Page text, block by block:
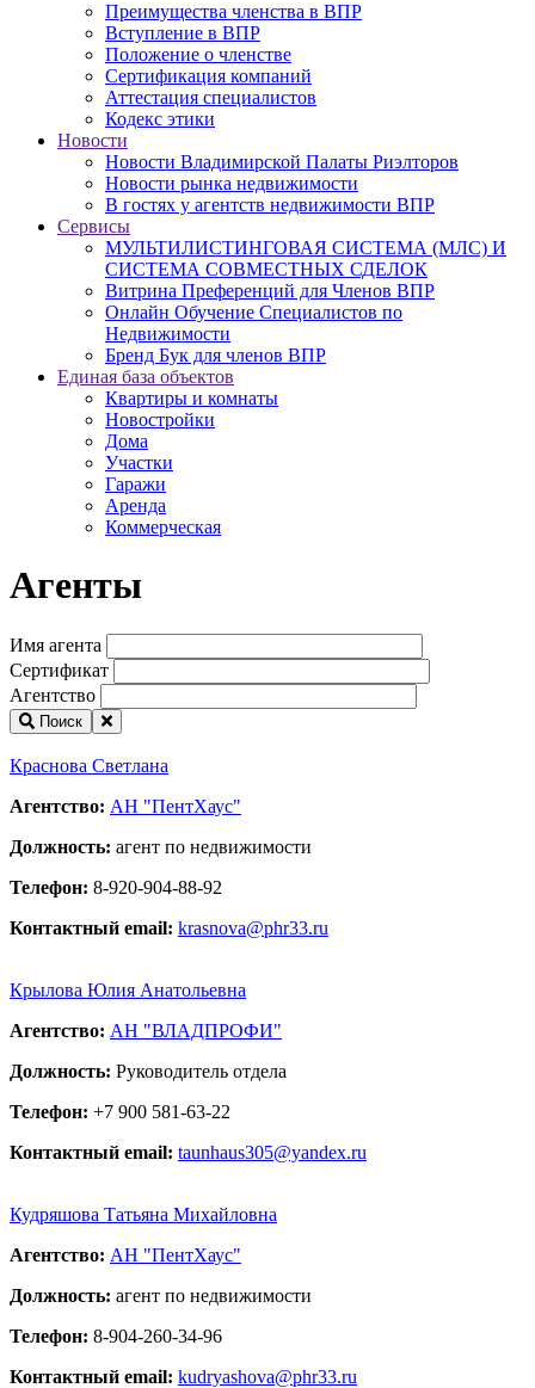
Преимущества членства в ВПР
Вступление в ВПР
Положение о членстве
Сертификация компаний
Аттестация специалистов
Кодекс этики
Новости
Новости Владимирской Палаты Риэлторов
Новости рынка недвижимости
В гостях у агентств недвижимости ВПР
Сервисы
МУЛЬТИЛИСТИНГОВАЯ СИСТЕМА (МЛС) И
СИСТЕМА СОВМЕСТНЫХ СДЕЛОК
Витрина Преференций для Членов ВПР
Онлайн Обучение Специалистов по
Недвижимости
Бренд Бук для членов ВПР
Единая база объектов
Квартиры и комнаты
Новостройки
Дома
Участки
Гаражи
Аренда
Коммерческая
Агенты
Имя агента
Сертификат
Агентство
Поиск
Краснова Светлана
Агентство: АН "ПентХаус"
Должность: агент по недвижимости
Телефон: 8-920-904-88-92
Контактный email: krasnova@phr33.ru
Крылова Юлия Анатольевна
Агентство: АН "ВЛАДПРОФИ"
Должность: Руководитель отдела
Телефон: +7 900 581-63-22
Контактный email: taunhaus305@yandex.ru
Кудряшова Татьяна Михайловна
Агентство: АН "ПентХаус"
Должность: агент по недвижимости
Телефон: 8-904-260-34-96
Контактный email: kudryashova@phr33.ru